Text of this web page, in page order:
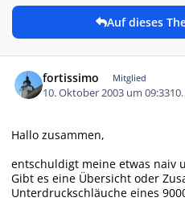
Auf dieses
fortissimo Mitglied
10. Oktober 2003 um 09:33
Hallo zusammen,
entschuldigt meine etwas naiv
Gibt es eine Übersicht oder
Unterdruckschläuche eines